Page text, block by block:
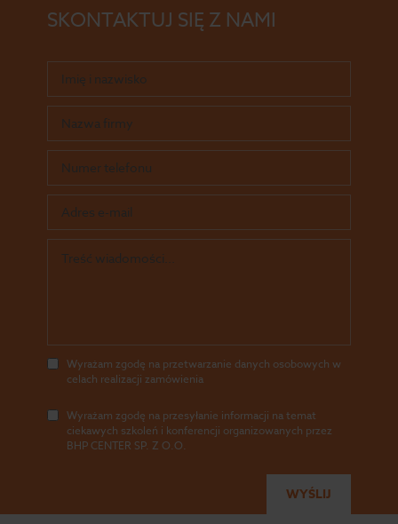
SKONTAKTUJ SIĘ Z NAMI
Wyrażam zgodę na przetwarzanie danych osobowych w
celach realizacji zamówienia
Wyrażam zgodę na przesyłanie informacji na temat
ciekawych szkoleń i konferencji organizowanych przez
BHP CENTER SP. Z O.O.